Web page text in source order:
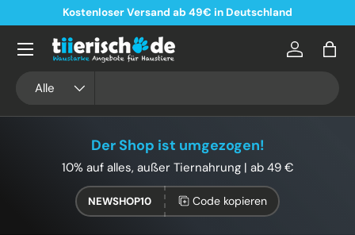
Direkt zum Inhalt
Kostenloser Versand ab 49€ in Deutschland
Alle
Konto
Der Shop ist umgezogen!
10% auf alles, außer Tiernahrung | ab 49 €
NEWSHOP10 Code kopieren